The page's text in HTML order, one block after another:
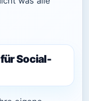
Social-